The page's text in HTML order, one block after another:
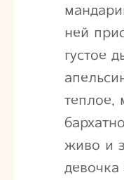
ней
густое
теплое,
живо и
девочка